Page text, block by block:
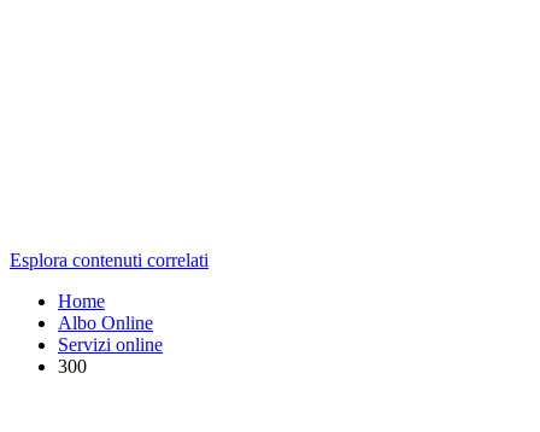
Esplora contenuti correlati
Home
Albo Online
Servizi online
300